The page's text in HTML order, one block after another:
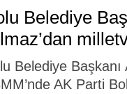
Belediye
Belediye Başkanı
AK Parti